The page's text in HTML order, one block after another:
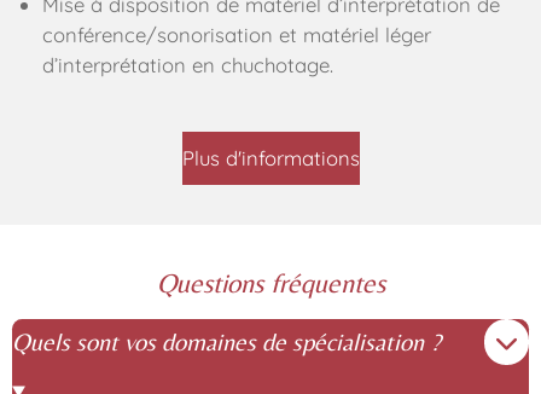
conférence/sonorisation et matériel léger
d’interprétation en chuchotage.
Plus d'informations
Questions fréquentes
Quels sont vos domaines de spécialisation ?